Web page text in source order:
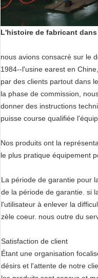
L'histoire de fabricant
nous avions consacré sur le
1984--l'usine earest en
par des clients partout dans
la phase de commission,
donner des instructions
puisse course qualifiée
Nos produits ont la
le plus pratique équipement
La période de garantie pour
de la période de garantie. si
l'utilisateur à enlever la
zèle coeur. nous outre du
Satisfaction de client
Étant une organisation
désirs et l'attente de notre